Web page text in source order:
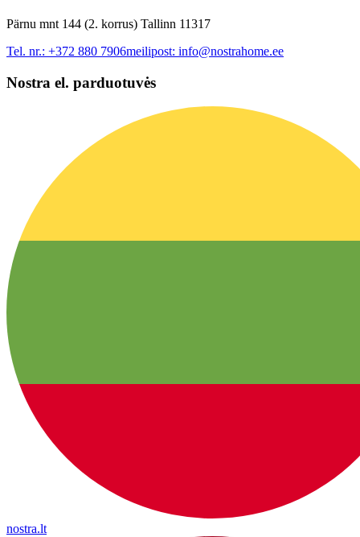
Pärnu mnt 144 (2. korrus) Tallinn 11317
Tel. nr.: +372 880 7906meilipost: info@nostrahome.ee
Nostra el. parduotuvės
nostra.lt